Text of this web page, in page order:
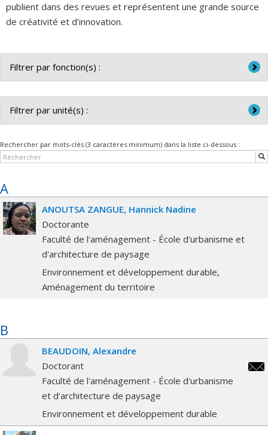
publient dans des revues et représentent une grande source
de créativité et d’innovation.
Filtrer par fonction(s) :
Auxiliaire de recherche (étudiante) / Auxiliaire de recherche
Doctorante / Doctorant
Filtrer par unité(s) :
Faculté de l'aménagement - École d'urbanisme et
d'architecture de paysage
Rechercher par mots-clés (3 caractères minimum) dans la liste ci-dessous :
A
ANOUTSA ZANGUE Hannick Nadine
Doctorante
Faculté de l'aménagement - École d'urbanisme et
d'architecture de paysage
Environnement et développement durable
Aménagement du territoire
B
BEAUDOIN Alexandre
Doctorant
Faculté de l'aménagement - École d'urbanisme
et d'architecture de paysage
Environnement et développement durable